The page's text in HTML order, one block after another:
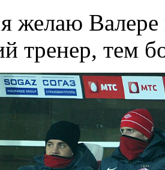
желаю Валере
тренер, тем